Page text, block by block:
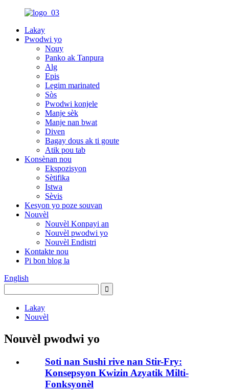
Lakay
Pwodwi yo
Nouy
Panko ak Tanpura
Alg
Epis
Legim marinated
Sòs
Pwodwi konjele
Manje sèk
Manje nan bwat
Diven
Bagay dous ak ti goute
Atik pou tab
Konsènan nou
Ekspozisyon
Sètifika
Istwa
Sèvis
Kesyon yo poze souvan
Nouvèl
Nouvèl Konpayi an
Nouvèl pwodwi yo
Nouvèl Endistri
Kontakte nou
Pi bon blog la
English
Lakay
Nouvèl
Nouvèl pwodwi yo
Soti nan Sushi rive nan Stir-Fry:
Konsepsyon Kwizin Azyatik Milti-
Fonksyonèl